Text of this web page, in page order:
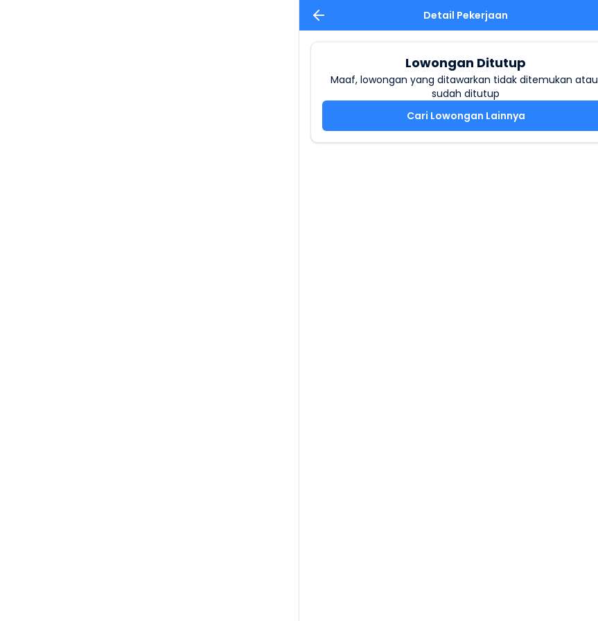
Detail Pekerjaan
Lowongan Ditutup
Maaf, lowongan yang ditawarkan tidak ditemukan atau
sudah ditutup
Cari Lowongan Lainnya